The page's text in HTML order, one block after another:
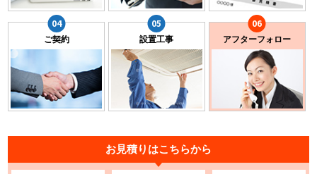
ご契約 設置工事 アフターフォロー
お見積りはこちらから